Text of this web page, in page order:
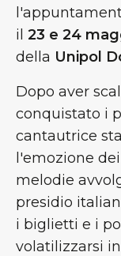
il 23 e 24
della Unipol
Dopo aver
conquistato i
cantautrice
l'emozione
melodie
presidio
i biglietti e i
volatilizzarsi